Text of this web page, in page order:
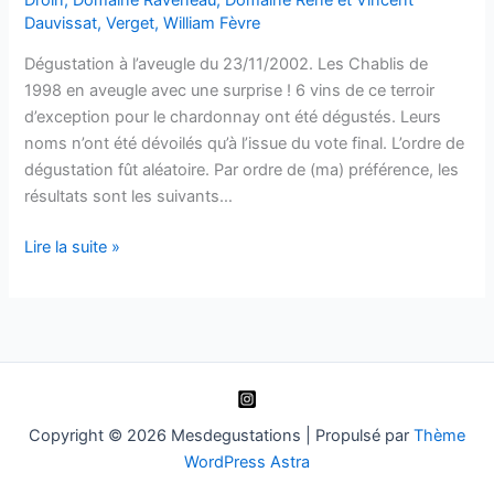
Dauvissat,Verget,William Fèvre
Dégustation à l’aveugle du 23/11/2002. Les Chablis de
1998 en aveugle avec une surprise ! 6 vins de ce terroir
d’exception pour le chardonnay ont été dégustés. Leurs
noms n’ont été dévoilés qu’à l’issue du vote final. L’ordre de
dégustation fût aléatoire. Par ordre de (ma) préférence, les
résultats sont les suivants…
Les
Lire la suite »
Copyright © 2026 Mesdegustations | Propulsé par Thème
WordPress Astra